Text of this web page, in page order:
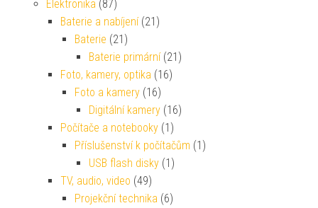
Elektronika (87)
Baterie a nabíjení (21)
Baterie (21)
Baterie primární (21)
Foto, kamery, optika (16)
Foto a kamery (16)
Digitální kamery (16)
Počítače a notebooky (1)
Příslušenství k počítačům (1)
USB flash disky (1)
TV, audio, video (49)
Projekční technika (6)